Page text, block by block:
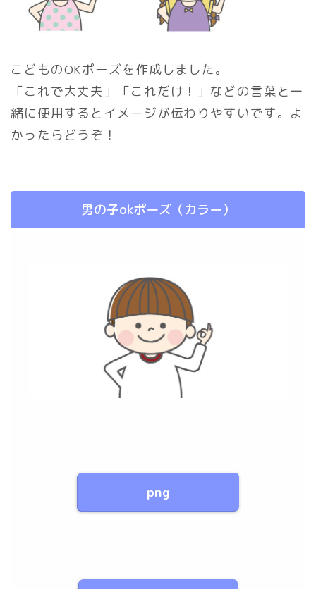
こどものOKポーズを作成しました。
「これで大丈夫」「これだけ！」などの言葉と一
緒に使用するとイメージが伝わりやすいです。よ
かったらどうぞ！
男の子okポーズ（カラー）
png